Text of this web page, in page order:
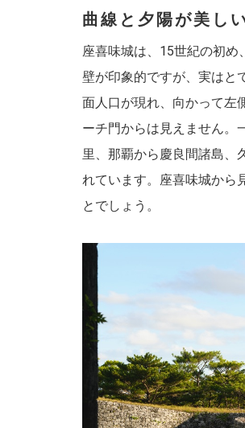
曲線と夕陽が美し
座喜味城は、15世紀の初
壁が印象的ですが、実はと
面人口が現れ、向かって左
ーチ門からは見えません。
里、那覇から慶良間諸島、
れています。座喜味城から
とでしょう。